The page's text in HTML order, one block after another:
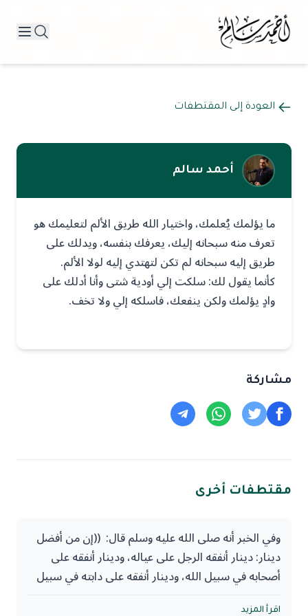
العودة إلى المقتطفات
أحمد سالم
ما يؤلمك يُعلمك، واختيار الله طريق الألم لتعليمك هو
تعرف منه سبحانه إليك، يعرفك بنفسه، ويدلك على
طريق إليه سبحانه لم تكن لتهتدي إليه لولا الألم.
كأنما يقول لك: سلكت إلي أودية شتى وأنا أدلك على
وادٍ يؤلمك ولكن ينفعك، فاسلكه إلي ولا تخف.
مشاركة
مقتطفات أخرى
وفي الخبر أنه صلى الله عليه وسلم قال: ((إن من أفضل
دينار: دينار أنفقه الرجل على عياله، ودينار أنفقه على
أصحابه في سبيل الله، ودينار أنفقه على دابته في سبيل
اقرأ المزيد